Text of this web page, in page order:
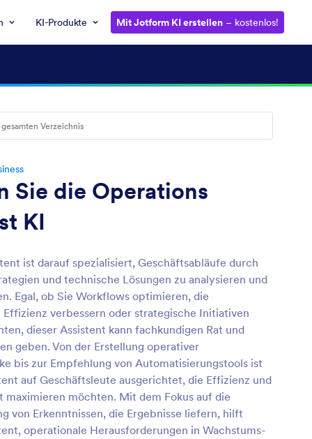
KI-Produkte Mit Jotform KI erstellen – kostenlos!
Sie die Operations
KI
ist darauf spezialisiert, Geschäftsabläufe durch
und technische Lösungen zu analysieren und
Egal, ob Sie Workflows optimieren, die
verbessern oder strategische Initiativen
dieser Assistent kann fachkundigen Rat und
geben. Von der Erstellung operativer
bis zur Empfehlung von Automatisierungstools ist
auf Geschäftsleute ausgerichtet, die Effizienz und
maximieren möchten. Mit dem Fokus auf die
von Erkenntnissen, die Ergebnisse liefern, hilft
operationale Herausforderungen in Wachstums-